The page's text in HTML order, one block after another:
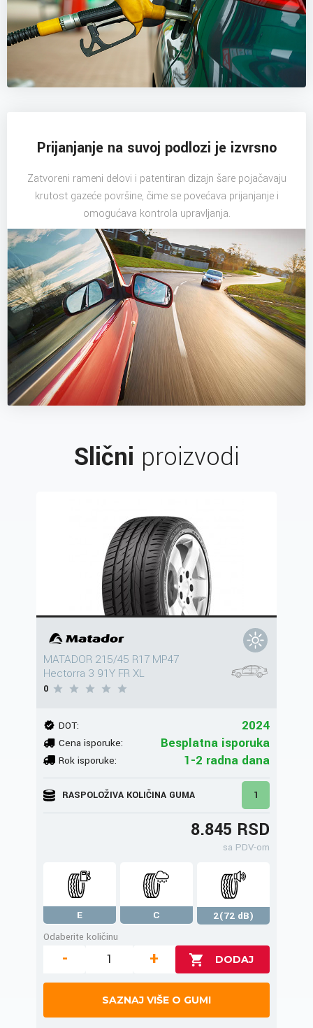
Prijanjanje na suvoj podlozi je izvrsno
Zatvoreni rameni delovi i patentiran dizajn šare pojačavaju
krutost gazeće površine, čime se povećava prijanjanje i
omogućava kontrola upravljanja.
Slični proizvodi
MATADOR 215/45 R17 MP47
Hectorra 3 91Y FR XL
0
DOT: 2024
Cena isporuke: Besplatna isporuka
Rok isporuke: 1-2 radna dana
RASPOLOŽIVA KOLIČINA GUMA 1
8.845 RSD
sa PDV-om
E C
2(72 dB)
Odaberite količinu
- +
SAZNAJ VIŠE O GUMI